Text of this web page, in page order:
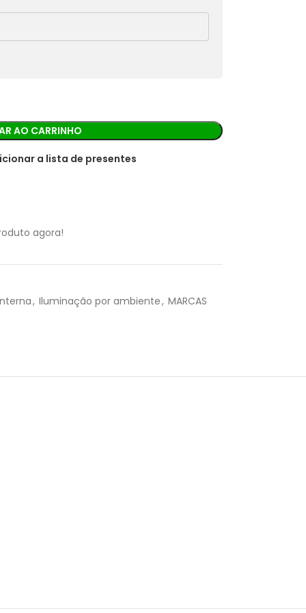
os detalhes para realizar o pagamento.
R$89,08
AO CARRINHO
a lista de presentes
agora!
, Iluminação por ambiente, MARCAS